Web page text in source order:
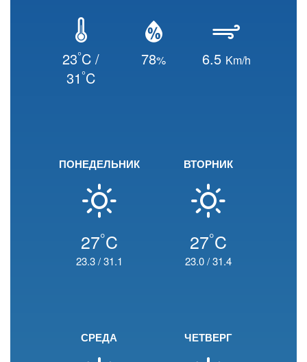
23°C /
31°C
78% 6.5 Km/h
ПОНЕДЕЛЬНИК
27°C
23.3/31.1
ВТОРНИК
27°C
23.0/31.4
СРЕДА ЧЕТВЕРГ